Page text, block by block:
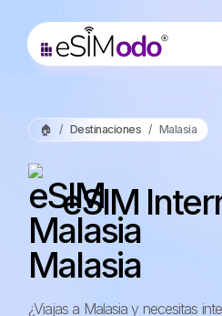
🏠 Destinaciones Malasia
eSIM
Malasia
¿Viajas a Malasia y necesitas